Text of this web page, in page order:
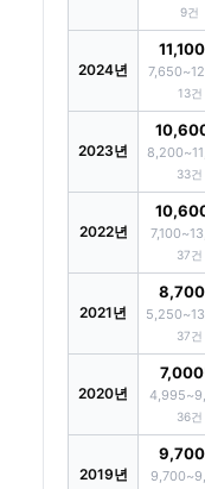
9건
2024년
13건
2023년
33건
2022년
37건
2021년
37건
2020년
36건
2019년